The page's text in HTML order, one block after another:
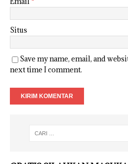
Situs
Save my name, email, and
next time I comment.